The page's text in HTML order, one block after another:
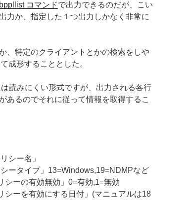
bppllist コマンドで出力できるのだが、こい
力か、指定した１つ出力しかなく非常に
、特定のクライアントとかの検索をしや
成形することとした。
読みにくい形式ですが、出力される各行
あるのでそれに従って情報を取得するこ
シー名」
ータイプ」13=Windows,19=NDMPなど
シーの有効無効」0=有効,1=無効
シーを有効にする日付」(マニュアルは18